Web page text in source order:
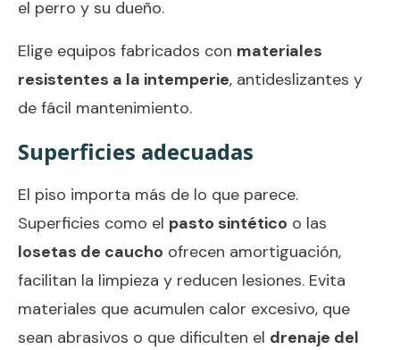
el perro y su dueño.
Elige equipos fabricados con materiales
resistentes a la intemperie, antideslizantes y
de fácil mantenimiento.
Superficies adecuadas
El piso importa más de lo que parece.
Superficies como el pasto sintético o las
losetas de caucho ofrecen amortiguación,
facilitan la limpieza y reducen lesiones. Evita
materiales que acumulen calor excesivo, que
sean abrasivos o que dificulten el drenaje del